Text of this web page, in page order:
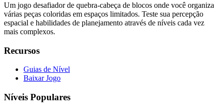
Um jogo desafiador de quebra-cabeça de blocos onde você organiza
várias peças coloridas em espaços limitados. Teste sua percepção
espacial e habilidades de planejamento através de níveis cada vez
mais complexos.
Recursos
Guias de Nível
Baixar Jogo
Níveis Populares